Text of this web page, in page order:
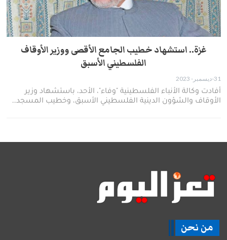
غزة.. استشهاد خطيب الجامع الأقصى ووزير الأوقاف
الفلسطيني الأسبق
31-ديسمبر- 2023
أفادت وكالة الأنباء الفلسطينية "وفاء"، الأحد، باستشهاد وزير
الأوقاف والشؤون الدينية الفلسطيني الأسبق، وخطيب المسجد…
من نحن